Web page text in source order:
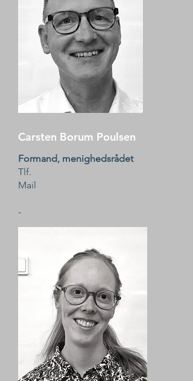
Carsten Borum Poulsen
Formand, menighedsrådet
Tlf.
Mail
-